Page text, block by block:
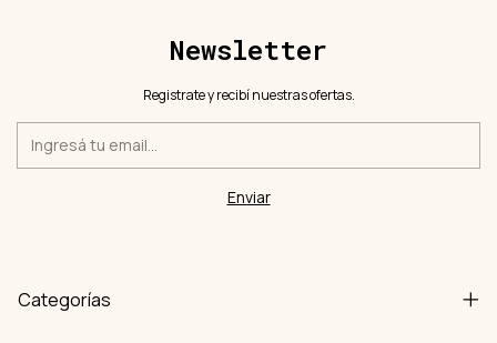
Newsletter
Registrate y recibí nuestras ofertas.
Categorías